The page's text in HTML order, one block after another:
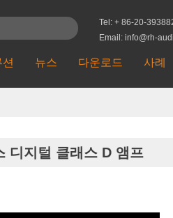
Tel: + 86-20-
Email: info@rh-
뉴스 다운로드 사례
디지털 클래스 D 앰프